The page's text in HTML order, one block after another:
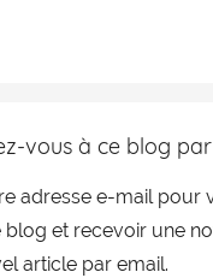
vous à ce blog
adresse e-mail pour
blog et recevoir une
article par email.